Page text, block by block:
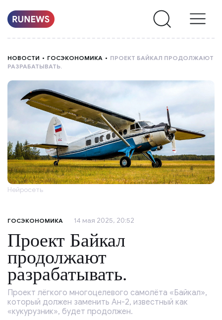
НАС
НОВОСТИ ГОСЭКОНОМИКА
ПРОЕКТ БАЙКАЛ ПРОДОЛЖАЮТ
РАЗРАБАТЫВАТЬ.
Нейросеть
ГОСЭКОНОМИКА 14 мая 2025, 20:52
Проект Байкал
продолжают
разрабатывать.
Проект лёгкого многоцелевого самолёта «Байкал»,
который должен заменить Ан-2, известный как
«кукурузник», будет продолжен.